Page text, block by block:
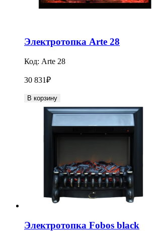
Электротопка Arte 28
Код: Arte 28
30 831₽
В корзину
Электротопка Fobos black